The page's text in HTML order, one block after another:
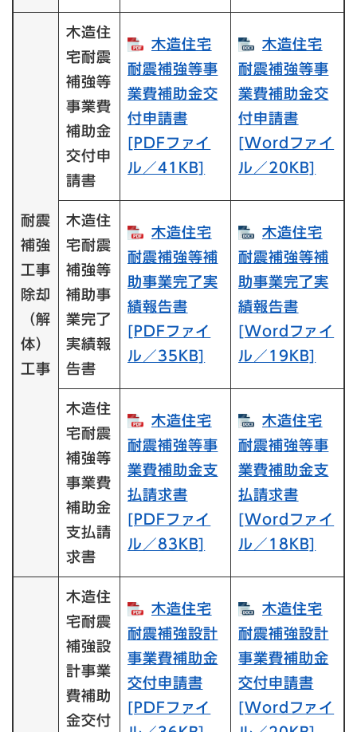
耐震
補強
工事
除却
（解
体）
工事
木造住
宅耐震
補強等
事業費
補助金
交付申
請書
木造住宅
耐震補強等事
業費補助金交
付申請書​
[PDFファイ
ル／41KB]
木造住宅
耐震補強等事
業費補助金交
付申請書​
[Wordファイ
ル／20KB]
木造住
宅耐震
補強等
補助事
業完了
実績報
告書
木造住宅
耐震補強等補
助事業完了実
績報告書​
[PDFファイ
ル／35KB]
木造住宅
耐震補強等補
助事業完了実
績報告書​
[Wordファイ
ル／19KB]
木造住
宅耐震
補強等
事業費
補助金
支払請
求書
木造住宅
耐震補強等事
業費補助金支
払請求書​
[PDFファイ
ル／83KB]
木造住宅
耐震補強等事
業費補助金支
払請求書​
[Wordファイ
ル／18KB]
木造住
宅耐震
補強設
計事業
費補助
金交付
木造住宅
耐震補強設計
事業費補助金
交付申請書​
[PDFファイ
木造住宅
耐震補強設計
事業費補助金
交付申請書​
[Wordファイ